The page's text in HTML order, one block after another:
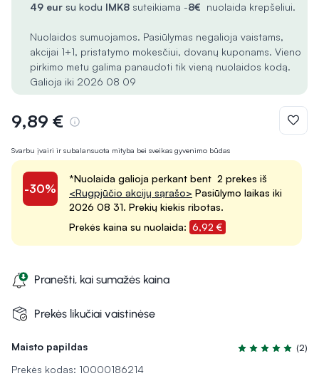
Maisto papildas
Įvertinimas 5.0
(2)
Prekės kodas: 10000186214
Svarbu įvairi ir subalansuota mityba bei sveikas gyvenimo būdas
-30%
*Nuolaida galioja perkant bent 2 prekes iš
<Rugpjūčio akcijų sąrašo> Pasiūlymo laikas iki
2026 08 31. Prekių kiekis ribotas.
Prekės kaina su nuolaida: 6,92 €
49 eur su kodu IMK8 suteikiama -8€ nuolaida krepšeliui.
Nuolaidos sumuojamos. Pasiūlymas negalioja vaistams,
akcijai 1+1, pristatymo mokesčiui, dovanų kuponams. Vieno
pirkimo metu galima panaudoti tik vieną nuolaidos kodą.
Galioja iki 2026 08 09
9,89 €
Pranešti, kai sumažės kaina
Prekės likučiai vaistinėse